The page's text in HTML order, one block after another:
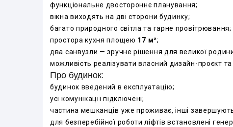
функціональне двостороннє планування;
вікна виходять на дві сторони будинку;
багато природного світла та гарне провітрювання;
простора кухня площею 17 м²;
два санвузли — зручне рішення для великої
можливість реалізувати власний дизайн-проєкт та
Про будинок:
будинок введений в експлуатацію;
усі комунікації підключені;
частина мешканців уже проживає, інші
для безперебійної роботи ліфтів встановлені